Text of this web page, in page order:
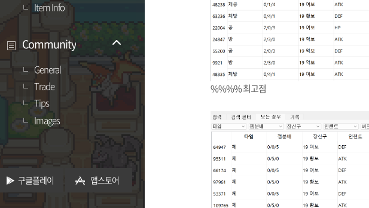
Item Info
Community
General
Trade
Tips
Images
구글플레이 앱스토어
%%%% 최고점